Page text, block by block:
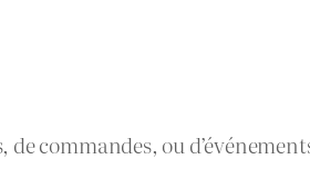
commandes, ou